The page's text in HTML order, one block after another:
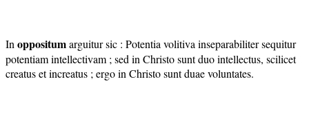
In oppositumarguitur sic : Potentia volitiva inseparabiliter sequitur
potentiam intellectivam ; sed in Christo sunt duo intellectus, scilicet
creatus et increatus ; ergo in Christo sunt duae voluntates.